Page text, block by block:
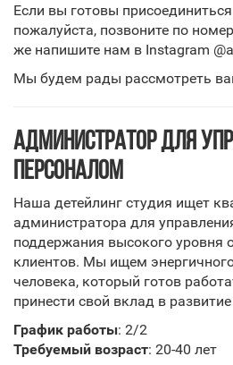
Если вы готовы
пожалуйста, позвоните по
же напишите нам в Instagram
Мы будем рады рассмотреть
АДМИНИСТРАТОР ДЛЯ
ПЕРСОНАЛОМ
Наша детейлинг студия ищет
администратора для
поддержания высокого уровня
клиентов. Мы ищем
человека, который готов
принести свой вклад в
График работы: 2/2
Требуемый возраст: 20-40 лет